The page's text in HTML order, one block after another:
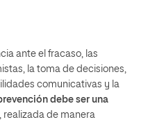
ante el fracaso, las
la toma de decisiones,
comunicativas y la
debe ser una
, realizada de manera